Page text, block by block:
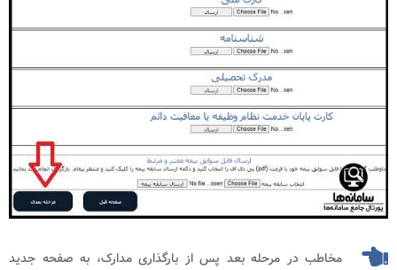
مخاطب در مرحله بعد پس از بارگذاری مدارک، به صفحه جدید